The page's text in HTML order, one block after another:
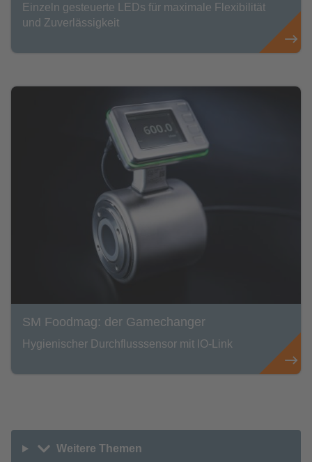
Einzeln gesteuerte LEDs für maximale Flexibilität
und Zuverlässigkeit
SM Foodmag: der Gamechanger
Hygienischer Durchflusssensor mit IO-Link
Weitere Themen